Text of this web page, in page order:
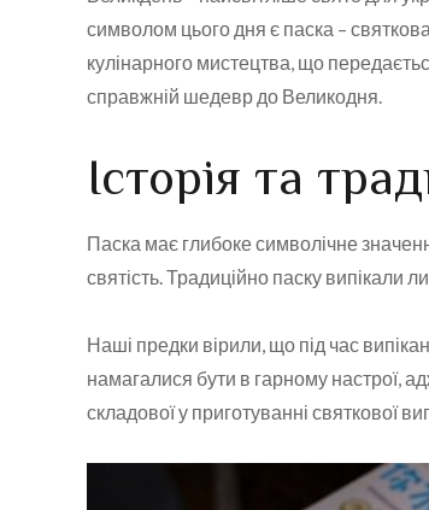
символом цього дня є паска –
кулінарного мистецтва, що
справжній шедевр до Великодня.
Історія та
Паска має глибоке символічне
святість. Традиційно паску випікали
Наші предки вірили, що під час
намагалися бути в гарному настрої,
складової у приготуванні святкової